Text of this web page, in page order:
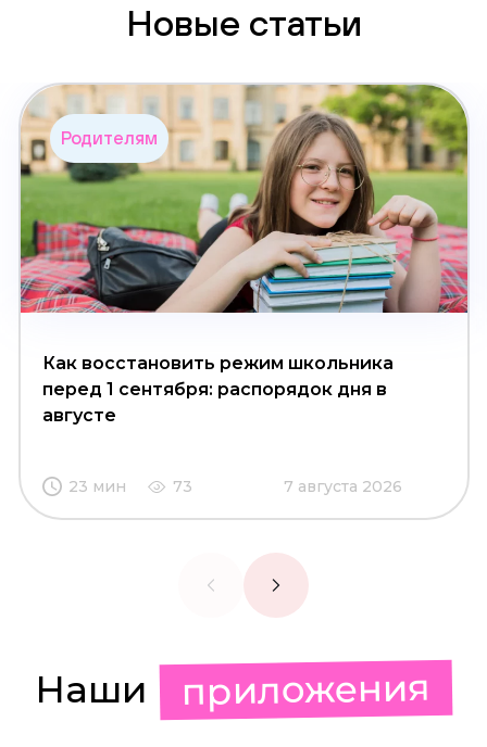
Новые статьи
Родителям
Как восстановить режим школьника
перед 1 сентября: распорядок дня в
августе
23 мин 73 7 августа 2026
Наши приложения